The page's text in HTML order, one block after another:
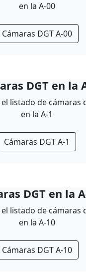
en la A-00
Cámaras DGT A-00
DGT en la
listado de cámaras
en la A-1
Cámaras DGT A-1
DGT en la
listado de cámaras
en la A-10
Cámaras DGT A-10